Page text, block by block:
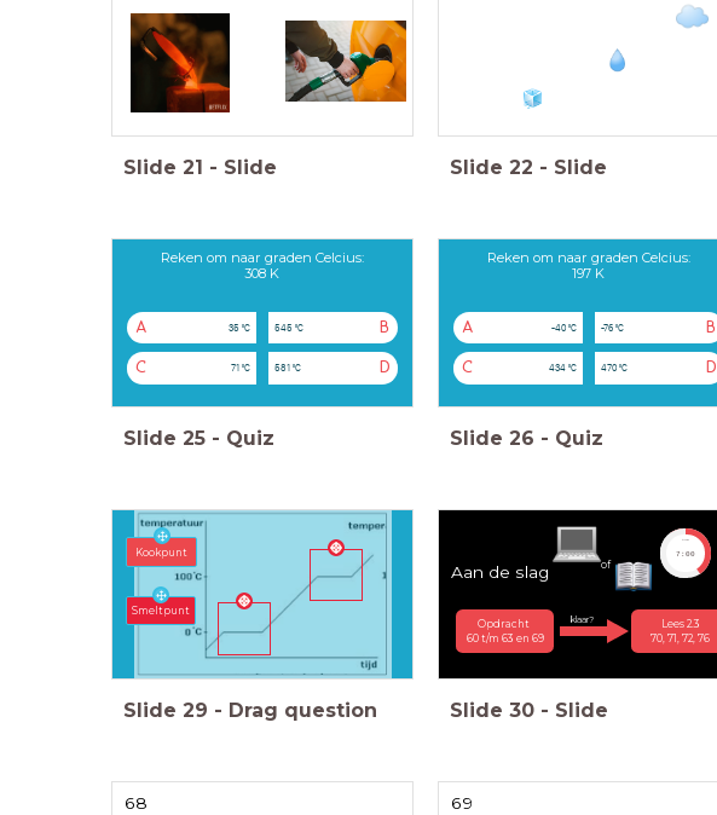
Slide 21 - Slide Slide 22 - Slide
Reken om naar graden Celcius:
308 K
A 35 °C B
545 °C
C 71 °C D
581 °C
Slide 25 - Quiz
Reken om naar graden Celcius:
197 K
A -40 °C B
-76 °C
C 434 °C D
470 °C
Slide 26 - Quiz
Kookpunt
Smeltpunt
Slide 29 - Drag question
Aan de slag
Opdracht
60 t/m 63 en 69
klaar?
Lees 2.3
70, 71, 72, 76
timer
7:00
of
Slide 30 - Slide
68 69